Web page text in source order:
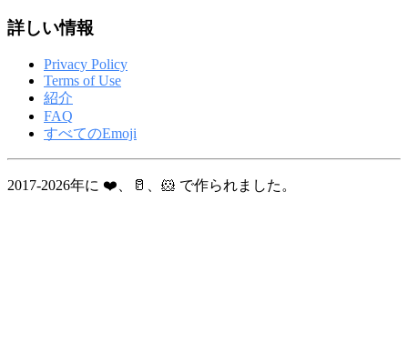
詳しい情報
Privacy Policy
Terms of Use
紹介
FAQ
すべてのEmoji
2017-2026年に ❤️、🥛、🐹 で作られました。